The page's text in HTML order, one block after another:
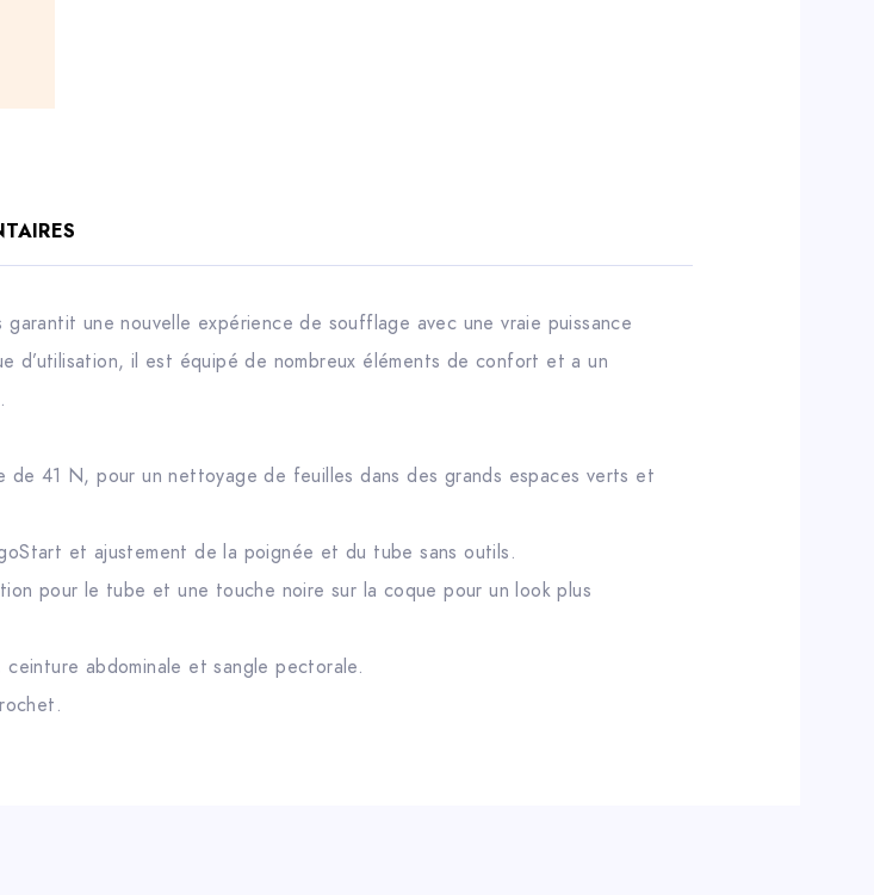
une nouvelle expérience de soufflage avec une vraie puissance
d’utilisation, il est équipé de nombreux éléments de confort et a un
41 N, pour un nettoyage de feuilles dans des grands espaces verts et
et ajustement de la poignée et du tube sans outils.
pour le tube et une touche noire sur la coque pour un look plus
abdominale et sangle pectorale.